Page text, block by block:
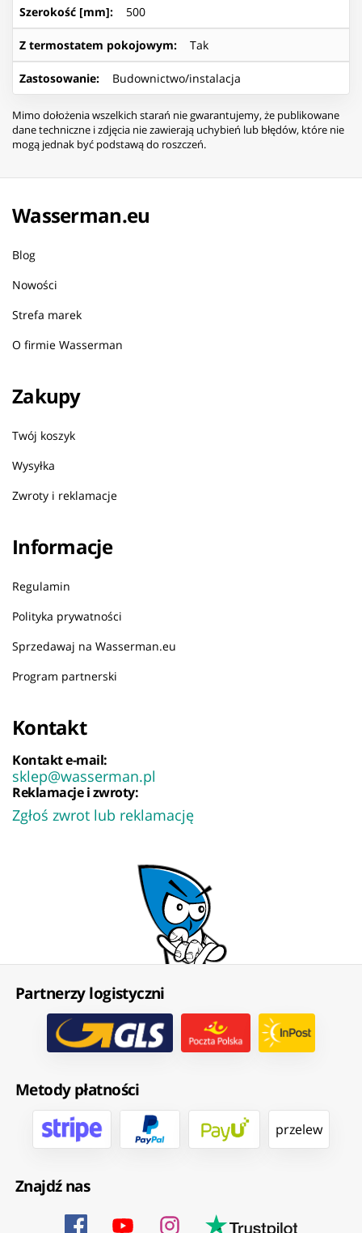
Szerokość [mm]: 500
Z termostatem pokojowym: Tak
Zastosowanie: Budownictwo/instalacja
Mimo dołożenia wszelkich starań nie gwarantujemy, że publikowane
dane techniczne i zdjęcia nie zawierają uchybień lub błędów, które nie
mogą jednak być podstawą do roszczeń.
Wasserman.eu
Blog
Nowości
Strefa marek
O firmie Wasserman
Zakupy
Twój koszyk
Wysyłka
Zwroty i reklamacje
Informacje
Regulamin
Polityka prywatności
Sprzedawaj na Wasserman.eu
Program partnerski
Kontakt
Kontakt e-mail:
sklep@wasserman.pl
Reklamacje i zwroty:
Zgłoś zwrot lub reklamację
Partnerzy logistyczni
Metody płatności
przelew
Znajdź nas